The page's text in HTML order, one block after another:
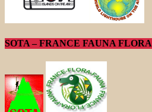
SOTA – FRANCE FAUNA FLORA